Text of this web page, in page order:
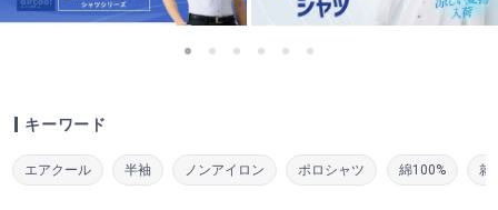
キーワード
エアクール 半袖 ノンアイロン ポロシャツ 綿100% 就